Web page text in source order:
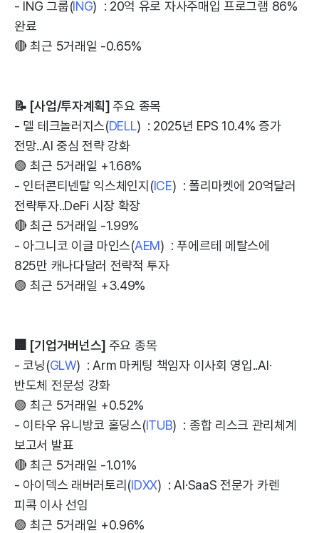
- ING 그룹(ING) : 20억 유로 자사주매입 프로그램 86%
완료
🔴 최근 5거래일 -0.65%
📝 [사업/투자계획]주요 종목
- 델 테크놀러지스(DELL) : 2025년 EPS 10.4% 증가
전망..AI 중심 전략 강화
🟢 최근 5거래일 +1.68%
- 인터콘티넨탈 익스체인지(ICE) : 폴리마켓에 20억달러
전략투자..DeFi 시장 확장
🔴 최근 5거래일 -1.99%
- 아그니코 이글 마인스(AEM) : 푸에르테 메탈스에
825만 캐나다달러 전략적 투자
🟢 최근 5거래일 +3.49%
🏢 [기업거버넌스] 주요 종목
- 코닝(GLW) : Arm 마케팅 책임자 이사회 영입..AI·
반도체 전문성 강화
🟢 최근 5거래일 +0.52%
- 이타우 유니방코 홀딩스(ITUB) : 종합 리스크 관리체계
보고서 발표
🔴 최근 5거래일 -1.01%
- 아이덱스 래버러토리(IDXX) : AI·SaaS 전문가 카렌
피콕 이사 선임
🟢 최근 5거래일 +0.96%